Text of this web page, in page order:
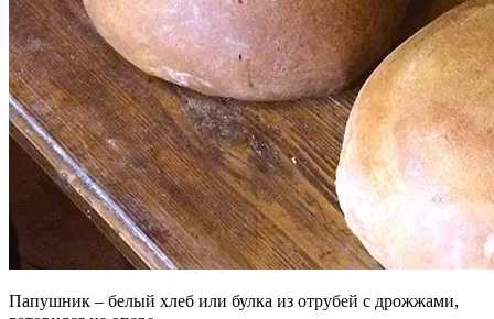
Папушник – белый хлеб или булка из отрубей с дрожжами,